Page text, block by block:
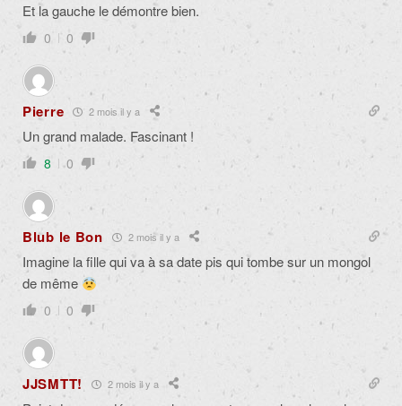
Et la gauche le démontre bien.
0 0
Pierre 2 mois il y a
Un grand malade. Fascinant !
8 0
Blub le Bon 2 mois il y a
Imagine la fille qui va à sa date pis qui tombe sur un mongol
de même
0 0
JJSMTT! 2 mois il y a